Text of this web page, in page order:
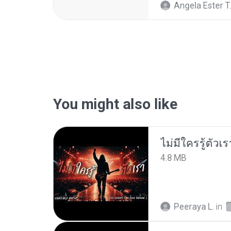
Angela Ester T.
You might also like
4.8 MB
Peeraya L. in